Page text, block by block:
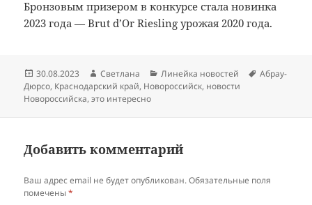
Бронзовым призером в конкурсе стала новинка
2023 года — Brut d’Or Riesling урожая 2020 года.
Опубликовано
30.08.2023 Автор
Светлана Рубрики
Линейка новостей Метки
Абрау-
Дюрсо, Краснодарский край, Новороссийск, новости
Новороссийска,это интересно
Добавить комментарий
Ваш адрес email не будет опубликован. Обязательные поля
помечены*